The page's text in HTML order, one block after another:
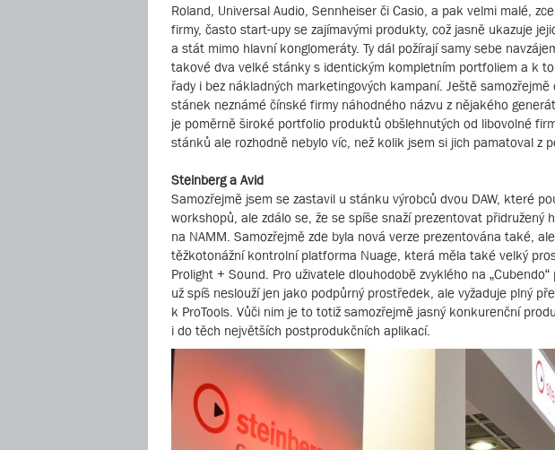
Roland, Universal Audio, Sennheiser či Casio, a pak velmi malé,
firmy, často start-upy se zajímavými produkty, což jasně ukazuje
a stát mimo hlavní konglomeráty. Ty dál požírají samy sebe
takové dva velké stánky s identickým kompletním portfoliem a k
řady i bez nákladných marketingových kampaní. Ještě
stánek neznámé čínské firmy náhodného názvu z nějakého
je poměrně široké portfolio produktů obšlehnutých od libovolné
stánků ale rozhodně nebylo víc, než kolik jsem si jich pamatoval z
Steinberg a Avid
Samozřejmě jsem se zastavil u stánku výrobců dvou DAW, které
workshopů, ale zdálo se, že se spíše snaží prezentovat
na NAMM. Samozřejmě zde byla nová verze prezentována také,
těžkotonážní kontrolní platforma Nuage, která měla také velký
Prolight + Sound. Pro uživatele dlouhodobě zvyklého na
už spíš neslouží jen jako podpůrný prostředek, ale vyžaduje plný
k ProTools. Vůči nim je to totiž samozřejmě jasný konkurenční
i do těch největších postprodukčních aplikací.